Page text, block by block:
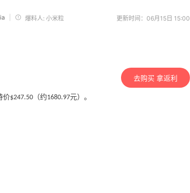
爆料人: 小米粒 更新时间：06月15日 15:00
去购买 拿返利
$247.50（约1680.97元）。